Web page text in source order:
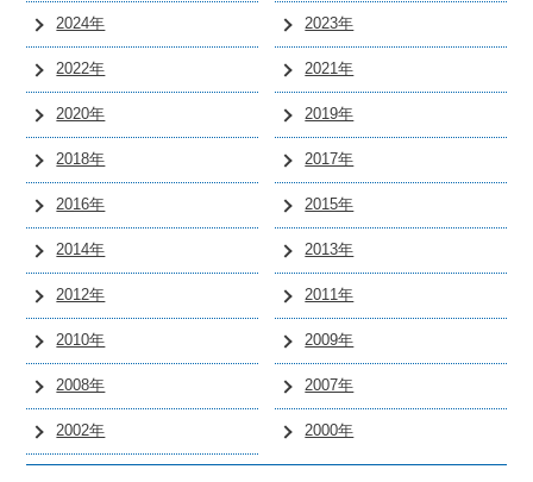
2024年 2023年
2022年 2021年
2020年 2019年
2018年 2017年
2016年 2015年
2014年 2013年
2012年 2011年
2010年 2009年
2008年 2007年
2002年 2000年